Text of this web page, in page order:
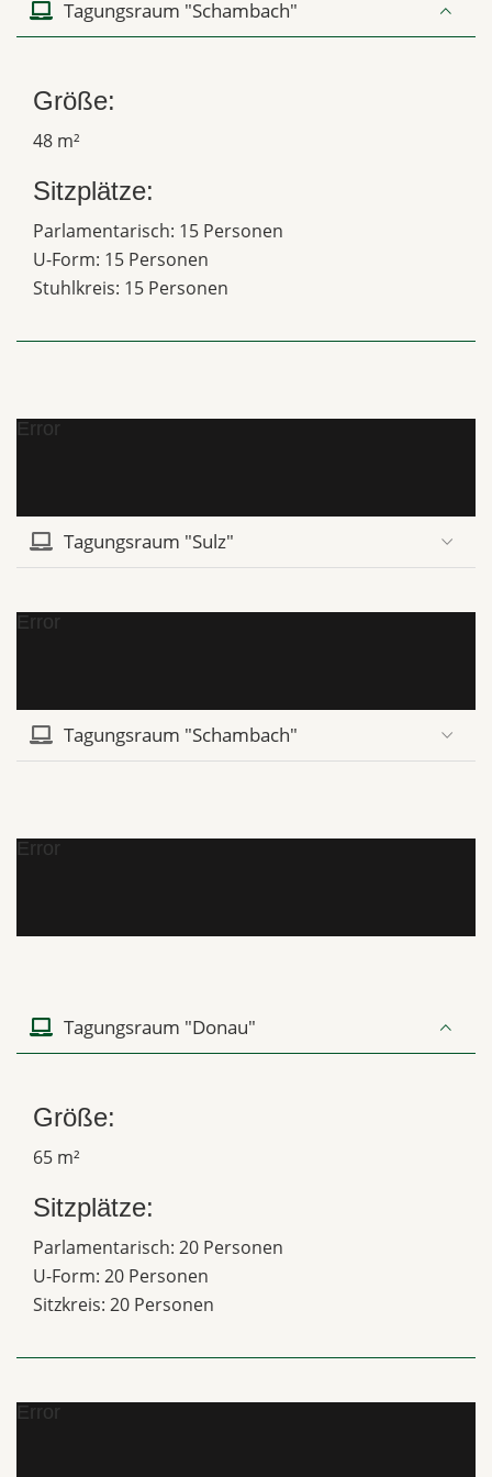
Tagungsraum "Schambach"
Größe:
48 m²
Sitzplätze:
Parlamentarisch: 15 Personen
U-Form: 15 Personen
Stuhlkreis: 15 Personen
Error
Tagungsraum "Sulz"
Error
Tagungsraum "Schambach"
Error
Tagungsraum "Donau"
Größe:
65 m²
Sitzplätze:
Parlamentarisch: 20 Personen
U-Form: 20 Personen
Sitzkreis: 20 Personen
Error